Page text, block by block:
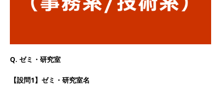
年収1,631万円 ｜ 設立以降連続売上増 ｜ 土日祝
体育会積極採用企業
参加者は書類選考・一次面接免除 】 M&A総研の
Q. ゼミ・研究室
【設問1】ゼミ・研究室名